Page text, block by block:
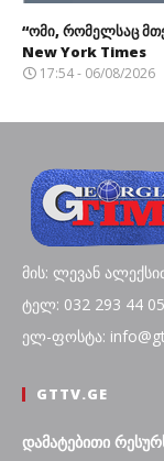
“ომი, რომელსაც
New York Times
17:54 - 06/08/2026
მის: ლევან
ტელ: 032 293 44 05
ელ-ფოსტა:
GTTV.GE
დამატებითი